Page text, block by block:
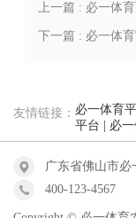
上一篇 : 必一体
庄设计与艺术融
下一篇 : 必一体
友情链接： 必一体育
平台
必
广东省佛山市必
400-123-4567